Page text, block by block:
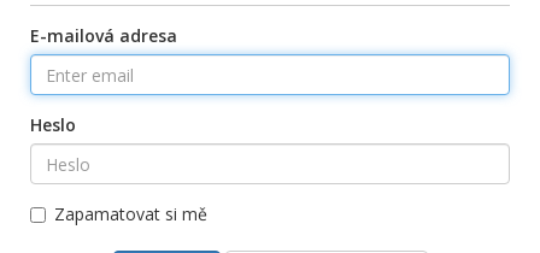
E-mailová adresa
Heslo
Zapamatovat si mě